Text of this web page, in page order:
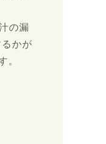
の漏
かが
。